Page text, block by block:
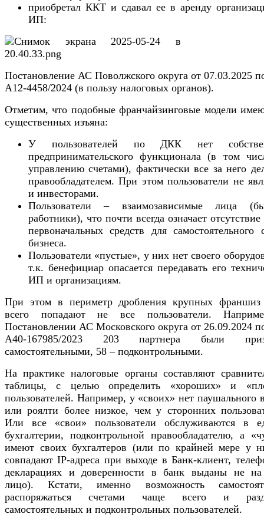
приобретал ККТ и сдавал ее в аренду
ИП:
Постановление АС Поволжского округа от 07.03.2025
А12-4458/2024 (в пользу налоговых органов).
Отметим, что подобные франчайзинговые модели
существенных изъяна:
У пользователей по ДКК нет
предпринимательского функционала (в том
управлению счетами), фактически все за него
правообладателем. При этом пользователи не
и инвесторами.
Пользователи – взаимозависимые лица
работники), что почти всегда означает
первоначальных средств для самостоятельного
бизнеса.
Пользователи «пустые», у них нет своего
т.к. бенефициар опасается передавать его
ИП и организациям.
При этом в периметр дробления крупных
всего попадают не все пользователи.
Постановлении АС Московского округа от 26.09.2024
А40-167985/2023 203 партнера были
самостоятельными, 58 – подконтрольными.
На практике налоговые органы составляют
таблицы, с целью определить «хороших» и
пользователей. Например, у «своих» нет паушального
или роялти более низкое, чем у сторонних
Или все «свои» пользователи обслуживаются в
бухгалтерии, подконтрольной правообладателю, а
имеют своих бухгалтеров (или по крайней мере у
совпадают IP-адреса при выходе в Банк-клиент,
декларациях и доверенности в банк выданы не
лицо). Кстати, именно возможность
распоряжаться счетами чаще всего и
самостоятельных и подконтрольных пользователей.